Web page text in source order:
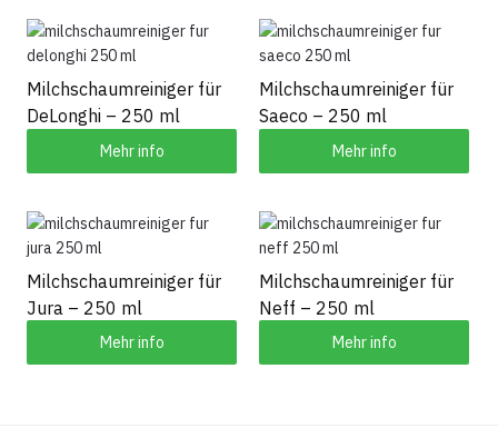
Milchschaumreiniger für
DeLonghi – 250 ml
Mehr info
Milchschaumreiniger für
Saeco – 250 ml
Mehr info
Milchschaumreiniger für
Jura – 250 ml
Mehr info
Milchschaumreiniger für
Neff – 250 ml
Mehr info